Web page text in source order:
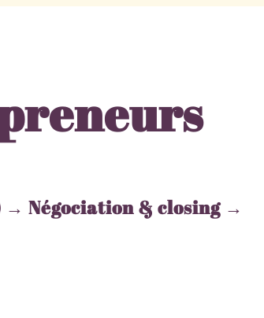
Négociation & closing →